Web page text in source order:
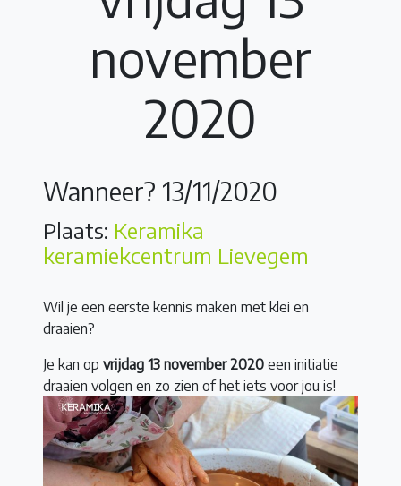
november
2020
Wanneer? 13/11/2020
Plaats: Keramika
keramiekcentrum Lievegem
Wil je een eerste kennis maken met klei en
draaien?
Je kan op vrijdag 13 november 2020 een initiatie
draaien volgen en zo zien of het iets voor jou is!